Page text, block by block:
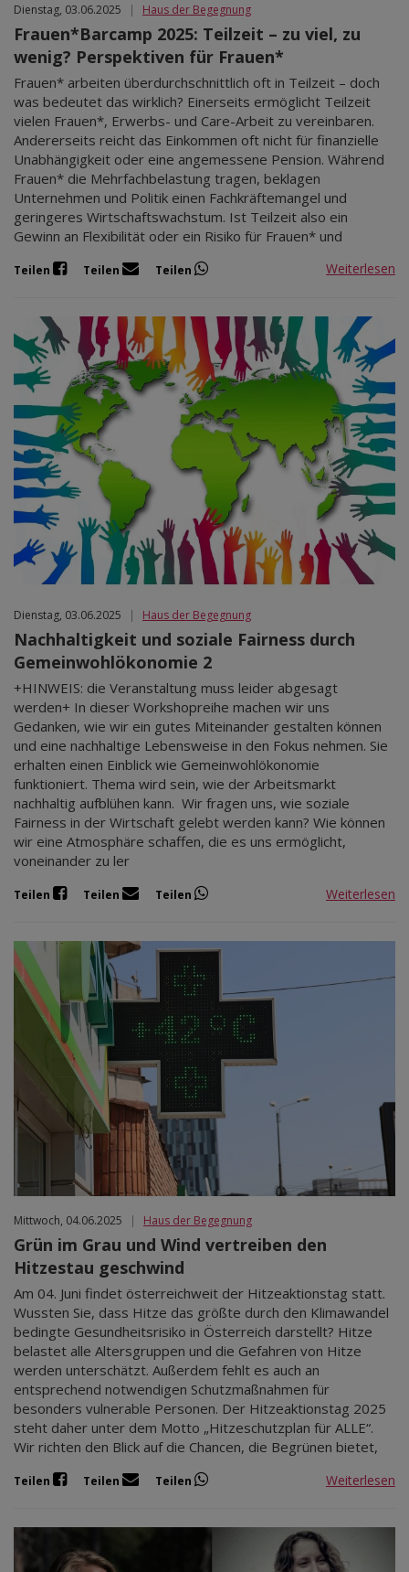
Dienstag, 03.06.2025 | Haus der Begegnung
Frauen*Barcamp 2025: Teilzeit – zu viel, zu
wenig? Perspektiven für Frauen*
Frauen* arbeiten überdurchschnittlich oft in Teilzeit – doch
was bedeutet das wirklich? Einerseits ermöglicht Teilzeit
vielen Frauen*, Erwerbs- und Care-Arbeit zu vereinbaren.
Andererseits reicht das Einkommen oft nicht für finanzielle
Unabhängigkeit oder eine angemessene Pension. Während
Frauen* die Mehrfachbelastung tragen, beklagen
Unternehmen und Politik einen Fachkräftemangel und
geringeres Wirtschaftswachstum. Ist Teilzeit also ein
Gewinn an Flexibilität oder ein Risiko für Frauen* und
Teilen Teilen Teilen Weiterlesen
Dienstag, 03.06.2025 | Haus der Begegnung
Nachhaltigkeit und soziale Fairness durch
Gemeinwohlökonomie 2
+HINWEIS: die Veranstaltung muss leider abgesagt
werden+ In dieser Workshopreihe machen wir uns
Gedanken, wie wir ein gutes Miteinander gestalten können
und eine nachhaltige Lebensweise in den Fokus nehmen. Sie
erhalten einen Einblick wie Gemeinwohlökonomie
funktioniert. Thema wird sein, wie der Arbeitsmarkt
nachhaltig aufblühen kann. Wir fragen uns, wie soziale
Fairness in der Wirtschaft gelebt werden kann? Wie können
wir eine Atmosphäre schaffen, die es uns ermöglicht,
voneinander zu ler
Teilen Teilen Teilen Weiterlesen
Mittwoch, 04.06.2025 | Haus der Begegnung
Grün im Grau und Wind vertreiben den
Hitzestau geschwind
Am 04. Juni findet österreichweit der Hitzeaktionstag statt.
Wussten Sie, dass Hitze das größte durch den Klimawandel
bedingte Gesundheitsrisiko in Österreich darstellt? Hitze
belastet alle Altersgruppen und die Gefahren von Hitze
werden unterschätzt. Außerdem fehlt es auch an
entsprechend notwendigen Schutzmaßnahmen für
besonders vulnerable Personen. Der Hitzeaktionstag 2025
steht daher unter dem Motto „Hitzeschutzplan für ALLE“.
Wir richten den Blick auf die Chancen, die Begrünen bietet,
Teilen Teilen Teilen Weiterlesen